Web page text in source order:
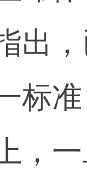
出
标
，